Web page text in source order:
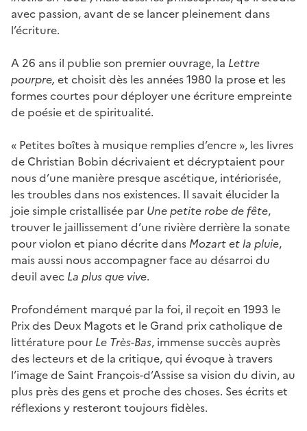
avec passion, avant de se lancer pleinement dans
l’écriture.
A 26 ans il publie son premier ouvrage, la Lettre
pourpre, et choisit dès les années 1980 la prose et les
formes courtes pour déployer une écriture empreinte
de poésie et de spiritualité.
« Petites boîtes à musique remplies d’encre », les livres
de Christian Bobin décrivaient et décryptaient pour
nous d’une manière presque ascétique, intériorisée,
les troubles dans nos existences. Il savait élucider la
joie simple cristallisée par Une petite robe de fête,
trouver le jaillissement d’une rivière derrière la sonate
pour violon et piano décrite dans Mozart et la pluie,
mais aussi nous accompagner face au désarroi du
deuil avec La plus que vive.
Profondément marqué par la foi, il reçoit en 1993 le
Prix des Deux Magots et le Grand prix catholique de
littérature pour Le Très-Bas, immense succès auprès
des lecteurs et de la critique, qui évoque à travers
l’image de Saint François-d’Assise sa vision du divin, au
plus près des gens et proche des choses. Ses écrits et
réflexions y resteront toujours fidèles.